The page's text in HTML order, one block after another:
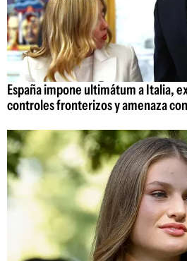
España impone ultimátum a Italia,
controles fronterizos y amenaza